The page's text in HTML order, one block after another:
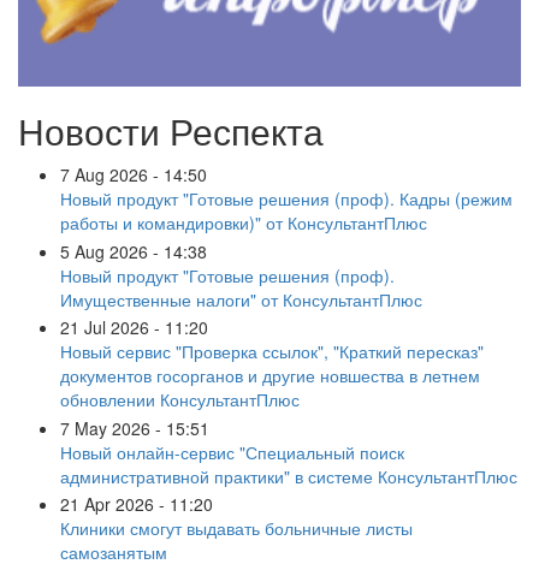
Новости Респекта
7 Aug 2026 - 14:50
Новый продукт "Готовые решения (проф). Кадры (режим
работы и командировки)" от КонсультантПлюс
5 Aug 2026 - 14:38
Новый продукт "Готовые решения (проф).
Имущественные налоги" от КонсультантПлюс
21 Jul 2026 - 11:20
Новый сервис "Проверка ссылок", "Краткий пересказ"
документов госорганов и другие новшества в летнем
обновлении КонсультантПлюс
7 May 2026 - 15:51
Новый онлайн-сервис "Специальный поиск
административной практики" в системе КонсультантПлюс
21 Apr 2026 - 11:20
Клиники смогут выдавать больничные листы
самозанятым